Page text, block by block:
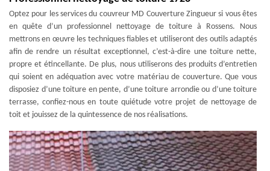
Optez pour les services du couvreur MD Couverture Zingueur si vous êtes
en quête d’un professionnel nettoyage de toiture à Rossens. Nous
mettrons en œuvre les techniques fiables et utiliseront des outils adaptés
afin de rendre un résultat exceptionnel, c’est-à-dire une toiture nette,
propre et étincellante. De plus, nous utiliserons des produits d’entretien
qui soient en adéquation avec votre matériau de couverture. Que vous
disposiez d’une toiture en pente, d’une toiture arrondie ou d’une toiture
terrasse, confiez-nous en toute quiétude votre projet de nettoyage de
toit et jouissez de la quintessence de nos réalisations.